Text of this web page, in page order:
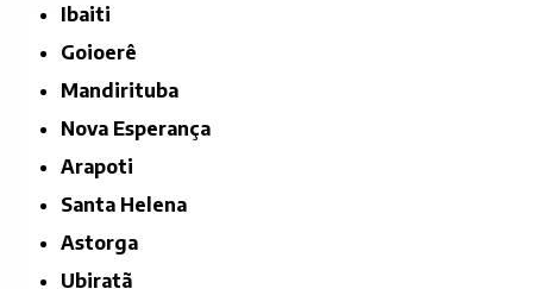
Ibaiti
Goioerê
Mandirituba
Nova Esperança
Arapoti
Santa Helena
Astorga
Ubiratã